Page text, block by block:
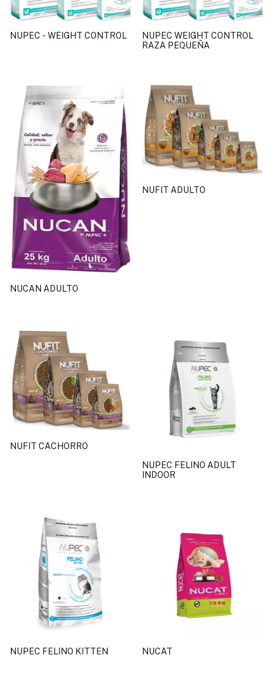
NUPEC - WEIGHT CONTROL
NUPEC WEIGHT CONTROL
RAZA PEQUEÑA
NUCAN ADULTO
NUFIT ADULTO
NUFIT CACHORRO
NUPEC FELINO ADULT
INDOOR
NUPEC FELINO KITTEN NUCAT